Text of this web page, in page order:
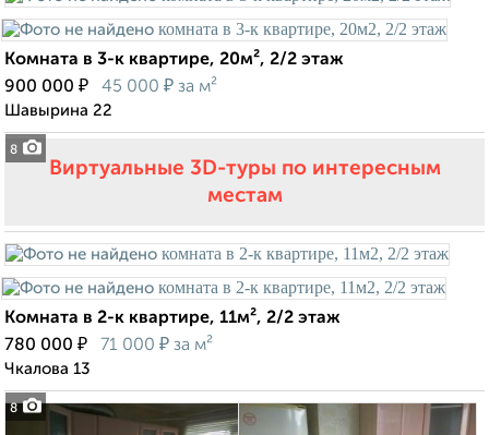
8
Комната в 3-к квартире, 20м², 2/2 этаж
900 000 ₽ 45 000 ₽ за м²
Шавырина 22
Виртуальные 3D-туры по интересным
местам
8
Комната в 2-к квартире, 11м², 2/2 этаж
780 000 ₽ 71 000 ₽ за м²
Чкалова 13